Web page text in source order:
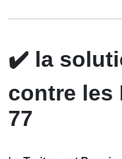
✔️ la
contre les
77